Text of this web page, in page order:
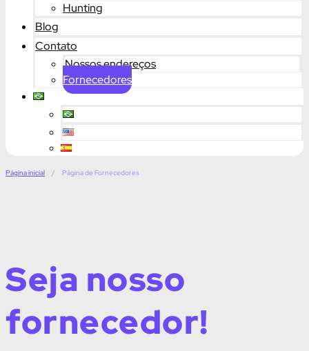
Hunting
Blog
Contato
Nossos endereços
Fornecedores
Página inicial / Página de Fornecedores
Seja nosso
fornecedor!